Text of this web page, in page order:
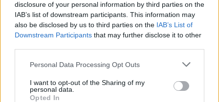
disclosure of your personal information by third parties on the
IAB’s list of downstream participants. This information may
also be disclosed by us to third parties on the IAB’s List of
Downstream Participants that may further disclose it to other
Personal Data Processing Opt Outs
I want to opt-out of the Sharing of my
personal data.
Opted In